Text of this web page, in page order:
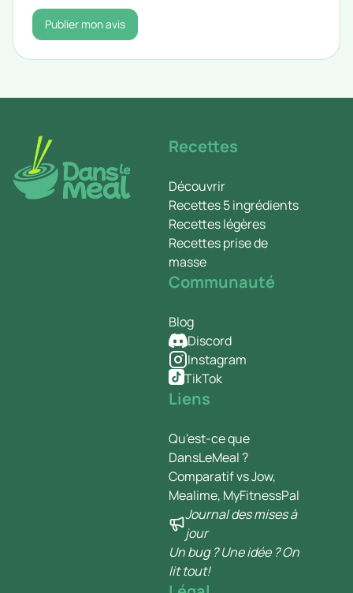
Publier mon avis
Recettes
Découvrir
Recettes 5 ingrédients
Recettes légères
Recettes prise de
masse
Communauté
Blog
Discord
Instagram
TikTok
Liens
Qu'est-ce que
DansLeMeal ?
Comparatif vs Jow,
Mealime, MyFitnessPal
Journal des mises à
jour
Un bug ? Une idée ? On
lit tout!